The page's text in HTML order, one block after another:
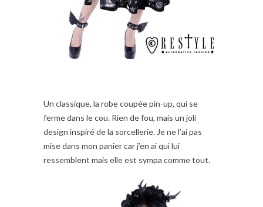
Un classique, la robe coupée pin-up, qui se
ferme dans le cou. Rien de fou, mais un joli
design inspiré de la sorcellerie. Je ne l’ai pas
mise dans mon panier car j’en ai qui lui
ressemblent mais elle est sympa comme tout.